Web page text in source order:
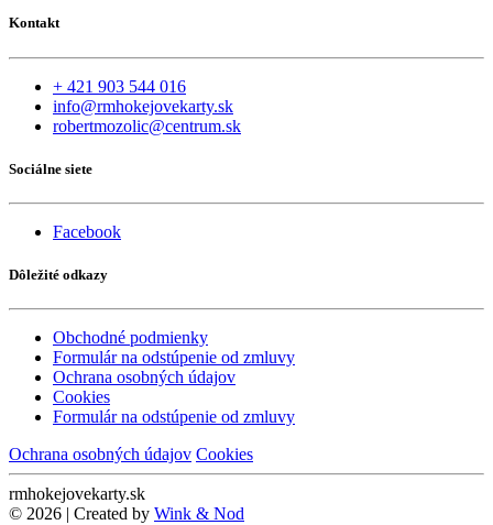
Kontakt
+ 421 903 544 016
info@rmhokejovekarty.sk
robertmozolic@centrum.sk
Sociálne siete
Facebook
Dôležité odkazy
Obchodné podmienky
Formulár na odstúpenie od zmluvy
Ochrana osobných údajov
Cookies
Formulár na odstúpenie od zmluvy
Ochrana osobných údajov Cookies
rmhokejovekarty.sk
© 2026 | Created by Wink & Nod